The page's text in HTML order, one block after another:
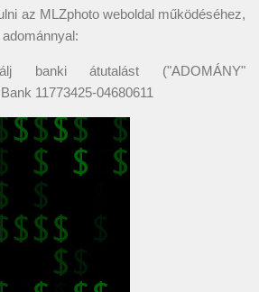
az MLZphoto weboldal működéséhez,
banki átutalást ("ADOMÁNY"
11773425-04680611